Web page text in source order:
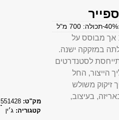
תכולה: 700 מ"ל
ג’ין בומביי ספייר נולד ב- 1950 אך מבוסס על
מ- 1761 שהתגלתה במזקקה ישנה.
לסטנדרטים
הייצור, החל
זיקוק משולש
בעיצוב,
מק"ט: 551428
קטגוריה: ג׳ין